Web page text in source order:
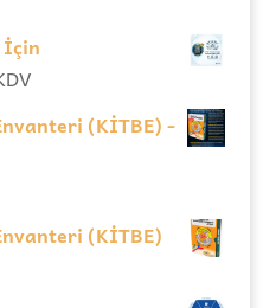
İçin
(KİTBE) -
(KİTBE)